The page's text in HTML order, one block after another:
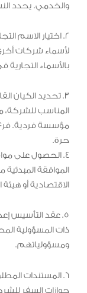
والخدمي. يحدد
2. اختيار الاسم
لأسماء شركات
بالأسماء التجارية
3. تحديد الكيان
مؤسسة فردية.
حرة.
4. الحصول على
الموافقة
الاقتصادية أو
5. عقد التأسيس
ذات المسؤولية
ومسؤولياتهم.
6. المستندات
جوازات السفر